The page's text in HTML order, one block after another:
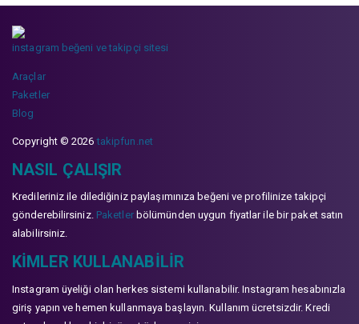
instagram beğeni ve takipçi sitesi
Araçlar
Paketler
Blog
Copyright © 2026takipfun.net
NASIL ÇALIŞIR
Kredileriniz ile dilediğiniz paylaşımınıza beğeni ve profilinize takipçi
gönderebilirsiniz. Paketlerbölümünden uygun fiyatlar ile bir paket satın
alabilirsiniz.
KIMLER KULLANABILIR
Instagram üyeliği olan herkes sistemi kullanabilir. Instagram hesabınızla
giriş yapın ve hemen kullanmaya başlayın. Kullanım ücretsizdir. Kredi